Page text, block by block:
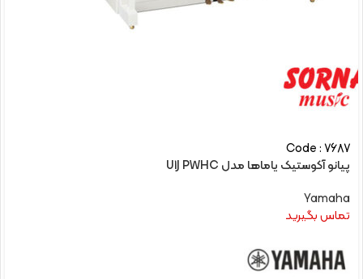
Code : 7687
پیانو آکوستیک یاماها مدل U1J PWHC
Yamaha
تماس بگیرید